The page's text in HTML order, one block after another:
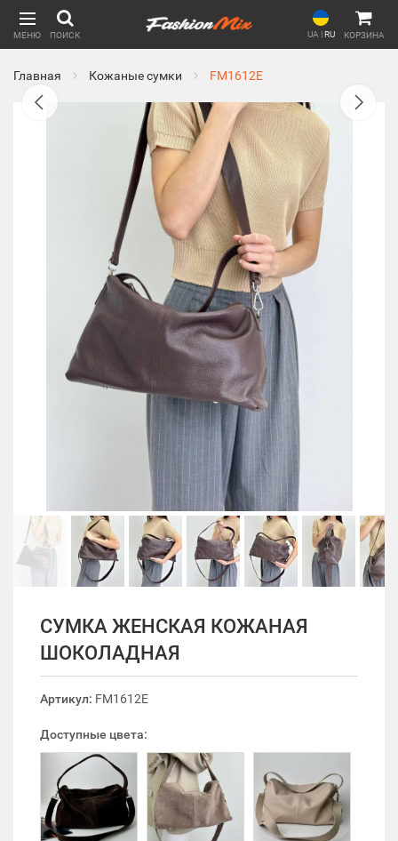
МЕНЮ ПОИСК UA |RU КОРЗИНА
Главная Кожаные сумки FM1612E
СУМКА ЖЕНСКАЯ КОЖАНАЯ
ШОКОЛАДНАЯ
Артикул: FM1612E
Доступные цвета: